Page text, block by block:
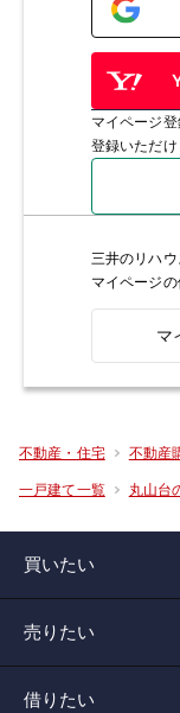
マイページ
登録いただけ
三井のリハ
マイページ
マ
不動産・住宅 不動産
一戸建て一覧 丸山台
買いたい
売りたい
借りたい